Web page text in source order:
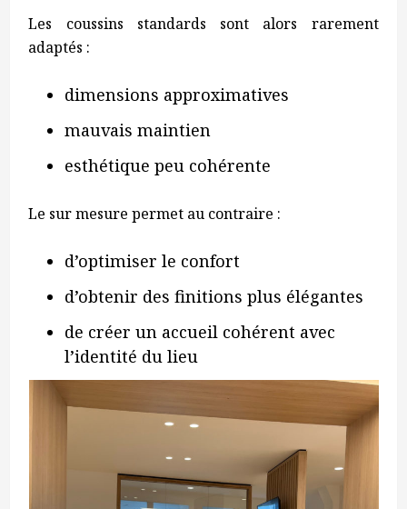
Les coussins standards sont alors rarement
adaptés :
dimensions approximatives
mauvais maintien
esthétique peu cohérente
Le sur mesure permet au contraire :
d’optimiser le confort
d’obtenir des finitions plus élégantes
de créer un accueil cohérent avec
l’identité du lieu